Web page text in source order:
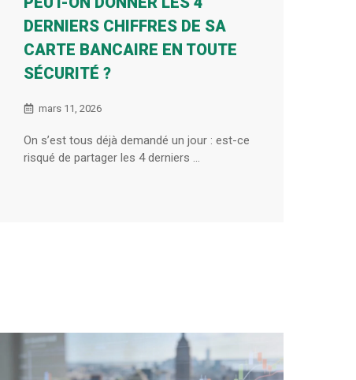
DERNIERS CHIFFRES DE SA
CARTE BANCAIRE EN TOUTE
SÉCURITÉ ?
mars 11, 2026
On s’est tous déjà demandé un jour : est-ce
risqué de partager les 4 derniers ...